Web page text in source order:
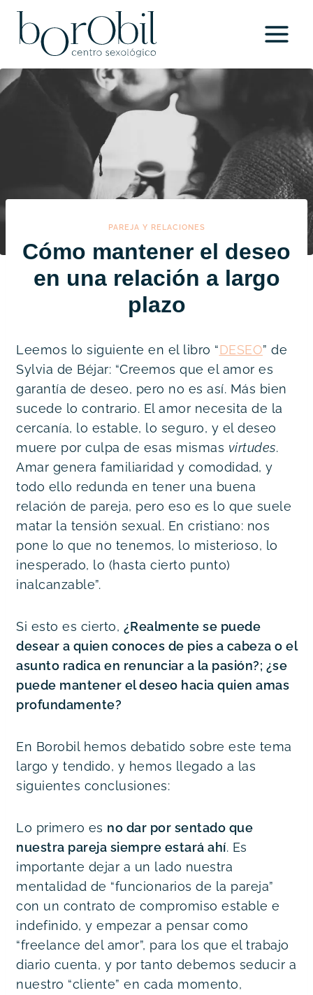
Saltar
contenido
PAREJA Y RELACIONES
Cómo mantener el deseo
en una relación a largo
plazo
Leemos lo siguiente en el libro “DESEO” de
Sylvia de Béjar: “Creemos que el amor es
garantía de deseo, pero no es así. Más bien
sucede lo contrario. El amor necesita de la
cercanía, lo estable, lo seguro, y el deseo
muere por culpa de esas mismas virtudes.
Amar genera familiaridad y comodidad, y
todo ello redunda en tener una buena
relación de pareja, pero eso es lo que suele
matar la tensión sexual. En cristiano: nos
pone lo que no tenemos, lo misterioso, lo
inesperado, lo (hasta cierto punto)
inalcanzable”.
Si esto es cierto, ¿Realmente se puede
desear a quien conoces de pies a cabeza o el
asunto radica en renunciar a la pasión?; ¿se
puede mantener el deseo hacia quien amas
profundamente?
En Borobil hemos debatido sobre este tema
largo y tendido, y hemos llegado a las
siguientes conclusiones:
Lo primero es no dar por sentado que
nuestra pareja siempre estará ahí. Es
importante dejar a un lado nuestra
mentalidad de “funcionarios de la pareja”
con un contrato de compromiso estable e
indefinido, y empezar a pensar como
“freelance del amor”, para los que el trabajo
diario cuenta, y por tanto debemos seducir a
nuestro “cliente” en cada momento,